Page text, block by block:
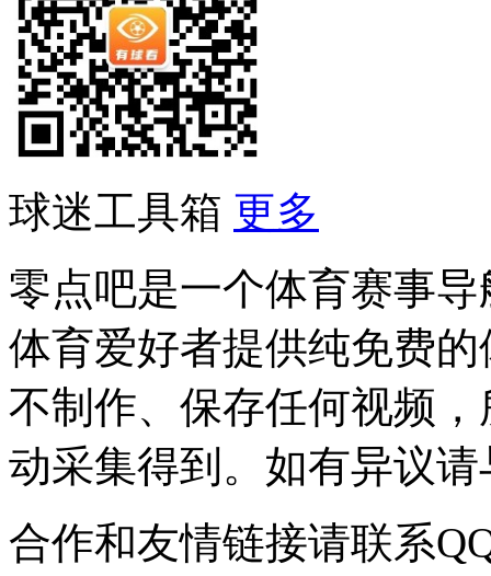
球迷工具箱 更多
零点吧是一个体育赛事
体育爱好者提供纯免费
不制作、保存任何视频
动采集得到。如有异议
合作和友情链接请联系